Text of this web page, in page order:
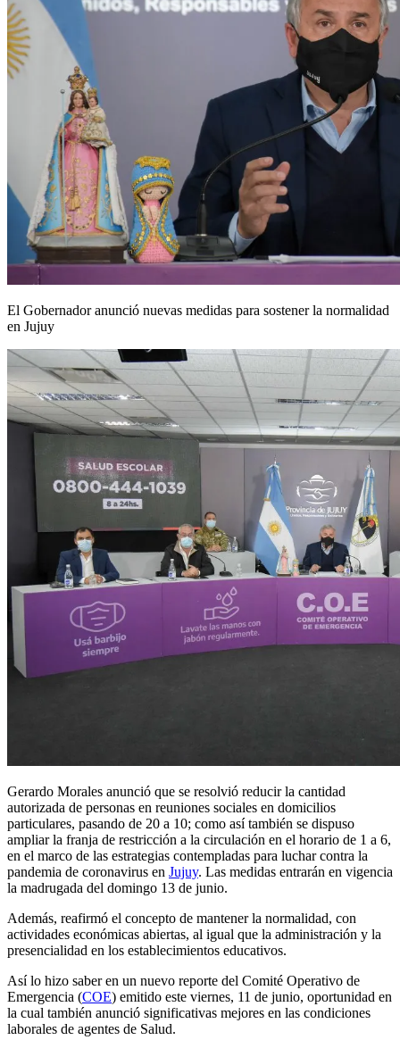
El Gobernador anunció nuevas medidas para sostener la normalidad
en Jujuy
Gerardo Morales anunció que se resolvió reducir la cantidad
autorizada de personas en reuniones sociales en domicilios
particulares, pasando de 20 a 10; como así también se dispuso
ampliar la franja de restricción a la circulación en el horario de 1 a 6,
en el marco de las estrategias contempladas para luchar contra la
pandemia de coronavirus en Jujuy. Las medidas entrarán en vigencia
la madrugada del domingo 13 de junio.
Además, reafirmó el concepto de mantener la normalidad, con
actividades económicas abiertas, al igual que la administración y la
presencialidad en los establecimientos educativos.
Así lo hizo saber en un nuevo reporte del Comité Operativo de
Emergencia (COE) emitido este viernes, 11 de junio, oportunidad en
la cual también anunció significativas mejores en las condiciones
laborales de agentes de Salud.